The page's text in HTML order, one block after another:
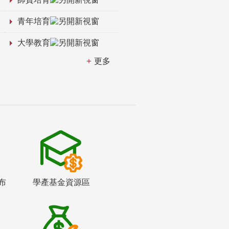
青年培育
大學教育
更多
學產基金資源區